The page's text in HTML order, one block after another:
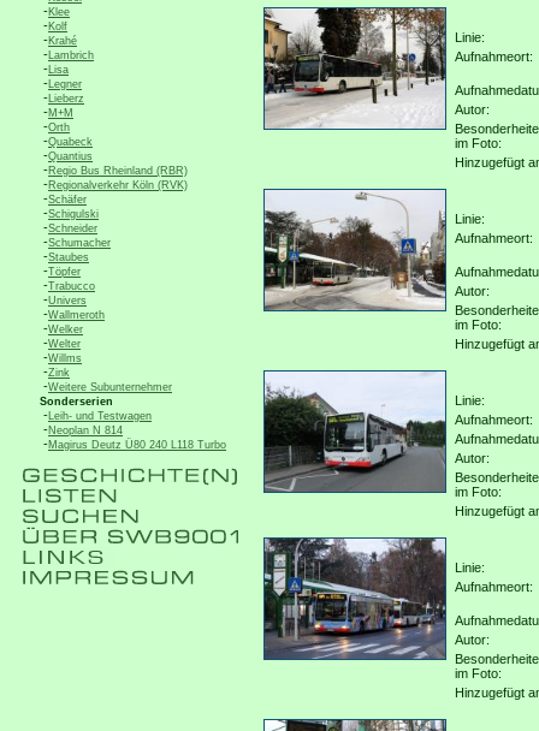
-Klee
-Kolf
-Krahé
-Lambrich
-Lisa
-Legner
-Lieberz
-M+M
-Orth
-Quabeck
-Quantius
-Regio Bus Rheinland (RBR)
-Regionalverkehr Köln (RVK)
-Schäfer
-Schigulski
-Schneider
-Schumacher
-Staubes
-Töpfer
-Trabucco
-Univers
-Wallmeroth
-Welker
-Welter
-Willms
-Zink
-Weitere Subunternehmer
Sonderserien
-Leih- und Testwagen
-Neoplan N 814
-Magirus Deutz Ü80 240 L118 Turbo
Linie:
Aufnahmeort:
Autor:
im Foto:
Hinzugefügt
Linie:
Aufnahmeort:
Autor:
im Foto:
Hinzugefügt
Linie:
Aufnahmeort:
Autor:
im Foto:
Hinzugefügt
Linie:
Aufnahmeort:
Autor:
im Foto:
Hinzugefügt